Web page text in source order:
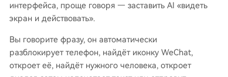
интерфейса, проще говоря — заставить AI «видеть
экран и действовать».
Вы говорите фразу, он автоматически
разблокирует телефон, найдёт иконку WeChat,
откроет её, найдёт нужного человека, откроет